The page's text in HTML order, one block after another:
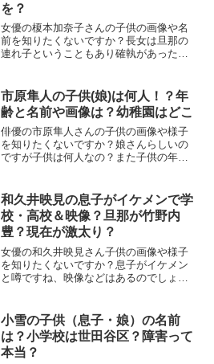
を？
女優の榎本加奈子さんの子供の画像や名
前を知りたくないですか？長女は旦那の
連れ子ということもあり確執があったら
あるのでしょうか。こちらの記事では榎
本加奈子さんの子供の様子についてまと
めていきます。
市原隼人の子供(娘)は何人！？年
齢と名前や画像は？幼稚園はどこ
俳優の市原隼人さんの子供の画像や様子
を知りたくないですか？娘さんらしいの
ですが子供は何人なの？また子供の年齢
気になりますね。こちらの記事では市原
隼人の子供についてまとめていきます。
和久井映見の息子がイケメンで学
校・高校＆映像？旦那が竹野内
豊？現在が激太り？
女優の和久井映見さん子供の画像や様子
を知りたくないですか？息子がイケメン
と噂ですね、映像などはあるのでしょう
和久井映見さんの子供の様子について詳
しくまとめていきます。
小雪の子供（息子・娘）の名前
は？小学校は世田谷区？障害って
本当？